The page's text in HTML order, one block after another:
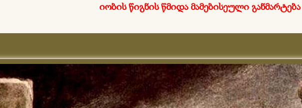
იობის წიგნის წმიდა მამებისეული განმარტება